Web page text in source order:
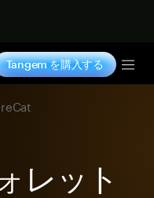
Tangem を購入する
レット